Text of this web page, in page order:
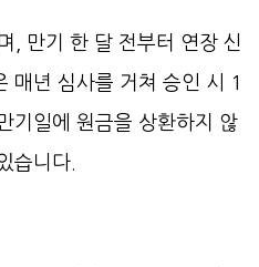
, 만기 한 달 전부터 연장 신
매년 심사를 거쳐 승인 시 1
기일에 원금을 상환하지 않
습니다.